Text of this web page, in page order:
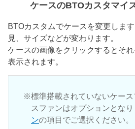
ケースのBTOカスタマイ
BTOカスタムでケースを変更しま
見、サイズなどが変わります。
ケースの画像をクリックするとそ
表示されます。
標準搭載されていないケー
スファンはオプションとなり
ンの項目でご選択ください。